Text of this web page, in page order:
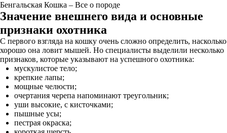
Бенгальская Кошка – Все о породе
Значение внешнего вида и основные
признаки охотника
С первого взгляда на кошку очень сложно определить, насколько
хорошо она ловит мышей. Но специалисты выделили несколько
признаков, которые указывают на успешного охотника:
мускулистое тело;
крепкие лапы;
мощные челюсти;
очертания черепа напоминают треугольник;
уши высокие, с кисточками;
пышные усы;
пестрая окраска;